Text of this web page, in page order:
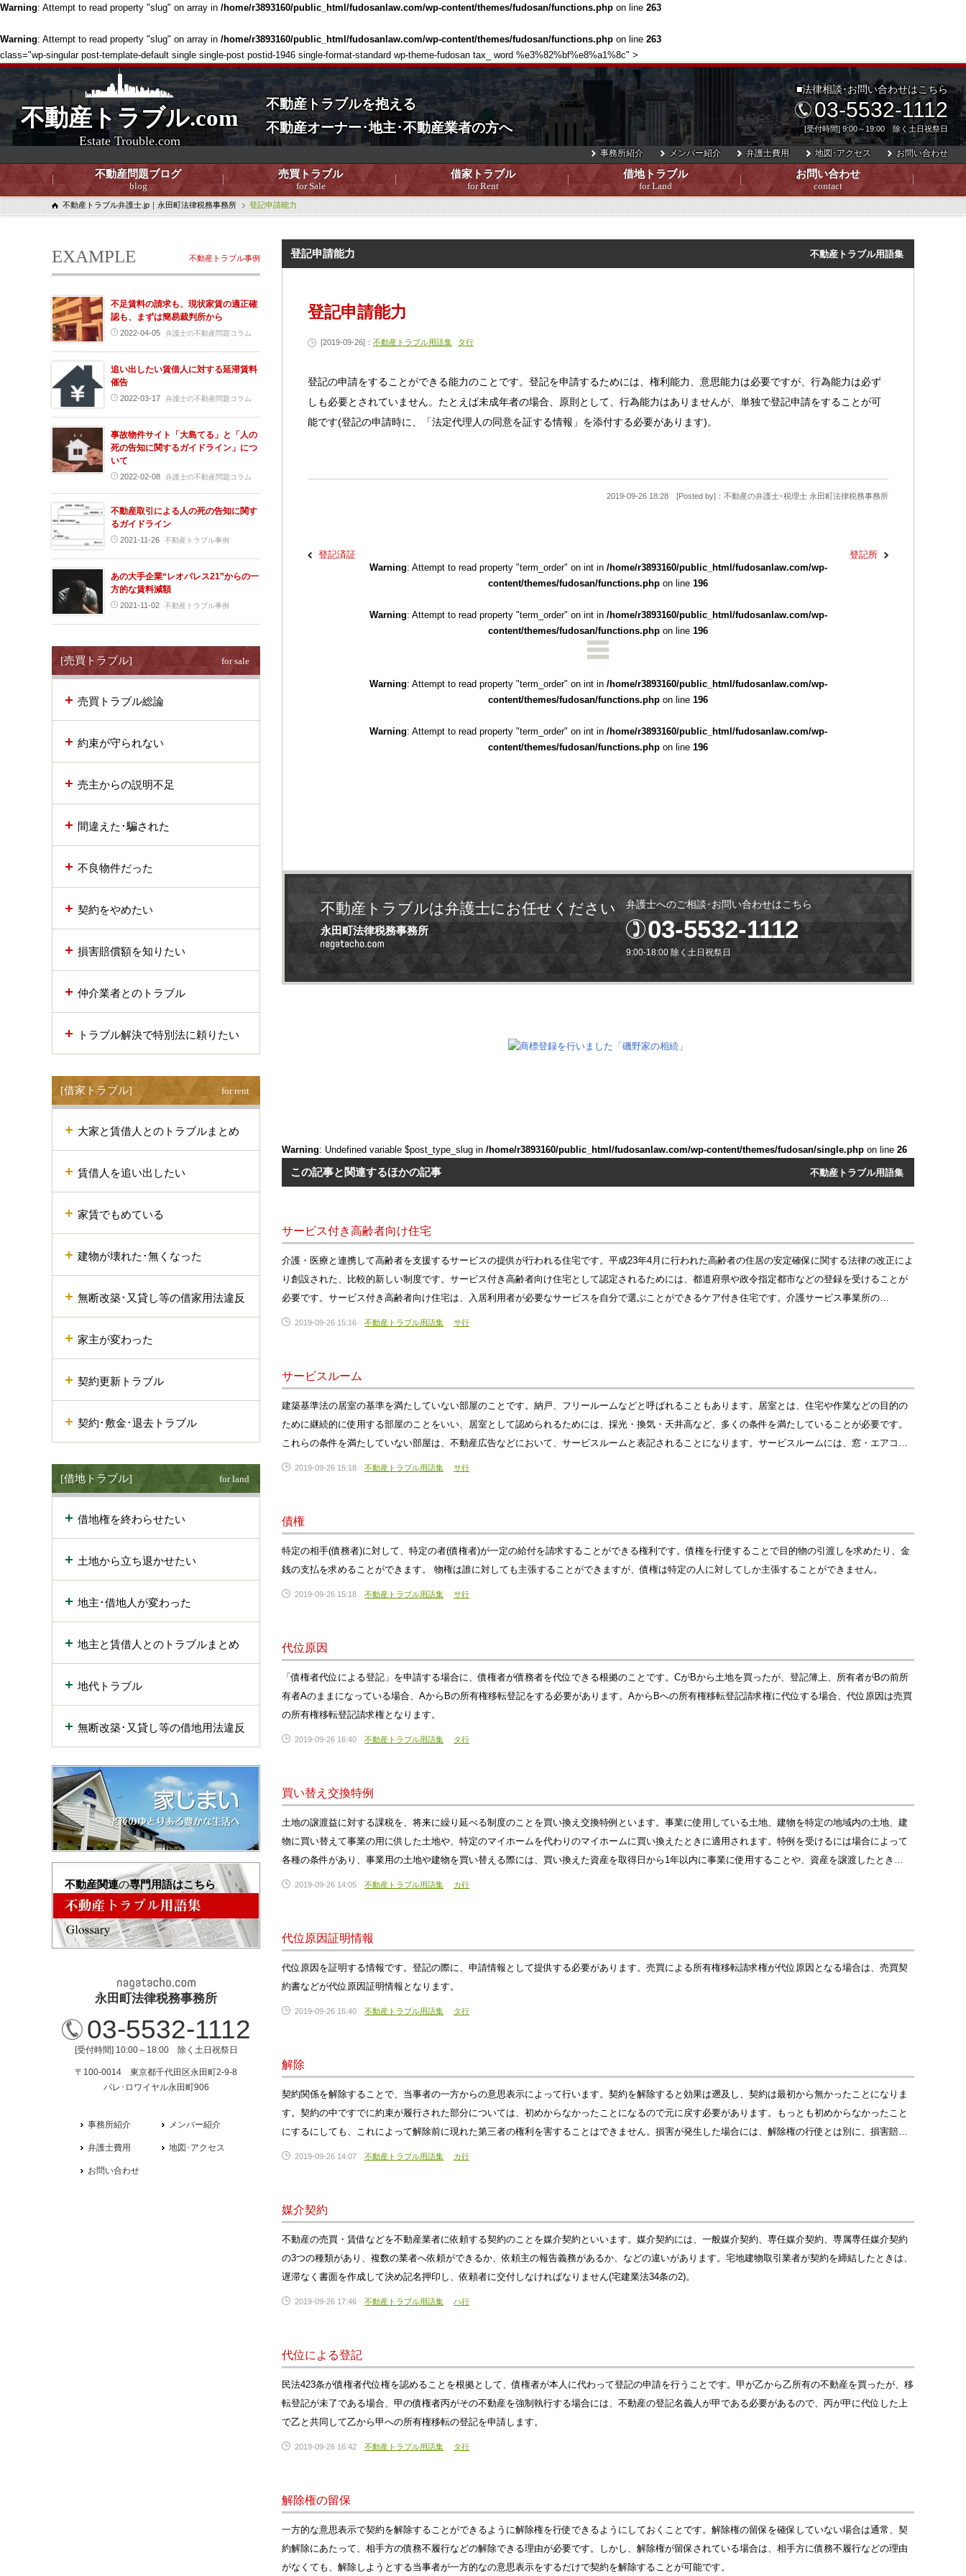
Warning: Attempt to read property "slug" on array in /home/r3893160/public_html/fudosanlaw.com/wp-content/themes/fudosan/functions.php on line 263
Warning: Attempt to read property "slug" on array in /home/r3893160/public_html/fudosanlaw.com/wp-content/themes/fudosan/functions.php on line 263
class="wp-singular post-template-default single single-post postid-1946 single-format-standard wp-theme-fudosan tax_ word %e3%82%bf%e8%a1%8c" >
不動産トラブル.com
Estate Trouble.com
不動産トラブルを抱える
不動産オーナー･地主･不動産業者の方へ
不動産問題ブログ
blog
売買トラブル
for Sale
借家トラブル
for Rent
借地トラブル
for Land
お問い合わせ
contact
事務所紹介 メンバー紹介 弁護士費用 地図･アクセス お問い合わせ
■法律相談･お問い合わせはこちら
03-5532-1112
[受付時間] 9:00～19:00 除く土日祝祭日
不動産トラブル弁護士.jp｜永田町法律税務事務所 登記申請能力
登記申請能力 不動産トラブル用語集
登記申請能力
[2019-09-26]： 不動産トラブル用語集 タ行
登記の申請をすることができる能力のことです。登記を申請するためには、権利能力、意思能力は必要ですが、行為能力は必ず
しも必要とされていません。たとえば未成年者の場合、原則として、行為能力はありませんが、単独で登記申請をすることが可
能です(登記の申請時に、「法定代理人の同意を証する情報」を添付する必要があります)。
2019-09-26 18:28 [Posted by]：不動産の弁護士･税理士 永田町法律税務事務所
Warning: Attempt to read property "term_order" on int in /home/r3893160/public_html/fudosanlaw.com/wp-
content/themes/fudosan/functions.php on line 196
Warning: Attempt to read property "term_order" on int in /home/r3893160/public_html/fudosanlaw.com/wp-
content/themes/fudosan/functions.php on line 196
登記済証
Warning: Attempt to read property "term_order" on int in /home/r3893160/public_html/fudosanlaw.com/wp-
content/themes/fudosan/functions.php on line 196
Warning: Attempt to read property "term_order" on int in /home/r3893160/public_html/fudosanlaw.com/wp-
content/themes/fudosan/functions.php on line 196
登記所
不動産トラブルは弁護士にお任せください
永田町法律税務事務所
弁護士へのご相談･お問い合わせはこちら
03-5532-1112
9:00-18:00 除く土日祝祭日
Warning: Undefined variable $post_type_slug in /home/r3893160/public_html/fudosanlaw.com/wp-content/themes/fudosan/single.php on line 26
この記事と関連するほかの記事 不動産トラブル用語集
サービス付き高齢者向け住宅
介護・医療と連携して高齢者を支援するサービスの提供が行われる住宅です。平成23年4月に行われた高齢者の住居の安定確保に関する法律の改正によ
り創設された、比較的新しい制度です。サービス付き高齢者向け住宅として認定されるためには、都道府県や政令指定都市などの登録を受けることが
必要です。サービス付き高齢者向け住宅は、入居利用者が必要なサービスを自分で選ぶことができるケア付き住宅です。介護サービス事業所の…
2019-09-26 15:16 不動産トラブル用語集 サ行
サービスルーム
建築基準法の居室の基準を満たしていない部屋のことです。納戸、フリールームなどと呼ばれることもあります。居室とは、住宅や作業などの目的の
ために継続的に使用する部屋のことをいい、居室として認められるためには、採光・換気・天井高など、多くの条件を満たしていることが必要です。
これらの条件を満たしていない部屋は、不動産広告などにおいて、サービスルームと表記されることになります。サービスルームには、窓・エアコ…
2019-09-26 15:18 不動産トラブル用語集 サ行
債権
特定の相手(債務者)に対して、特定の者(債権者)が一定の給付を請求することができる権利です。債権を行使することで目的物の引渡しを求めたり、金
銭の支払を求めることができます。 物権は誰に対しても主張することができますが、債権は特定の人に対してしか主張することができません。
2019-09-26 15:18 不動産トラブル用語集 サ行
代位原因
「債権者代位による登記」を申請する場合に、債権者が債務者を代位できる根拠のことです。CがBから土地を買ったが、登記簿上、所有者がBの前所
有者Aのままになっている場合、AからBの所有権移転登記をする必要があります。AからBへの所有権移転登記請求権に代位する場合、代位原因は売買
の所有権移転登記請求権となります。
2019-09-26 16:40 不動産トラブル用語集 タ行
買い替え交換特例
土地の譲渡益に対する課税を、将来に繰り延べる制度のことを買い換え交換特例といます。事業に使用している土地、建物を特定の地域内の土地、建
物に買い替えて事業の用に供した土地や、特定のマイホームを代わりのマイホームに買い換えたときに適用されます。特例を受けるには場合によって
各種の条件があり、事業用の土地や建物を買い替える際には、買い換えた資産を取得日から1年以内に事業に使用することや、資産を譲渡したとき…
2019-09-26 14:05 不動産トラブル用語集 カ行
代位原因証明情報
代位原因を証明する情報です。登記の際に、申請情報として提供する必要があります。売買による所有権移転請求権が代位原因となる場合は、売買契
約書などが代位原因証明情報となります。
2019-09-26 16:40 不動産トラブル用語集 タ行
解除
契約関係を解除することで、当事者の一方からの意思表示によって行います。契約を解除すると効果は遡及し、契約は最初から無かったことになりま
す。契約の中ですでに約束が履行された部分については、初めからなかったことになるので元に戻す必要があります。もっとも初めからなかったこと
にするにしても、これによって解除前に現れた第三者の権利を害することはできません。損害が発生した場合には、解除権の行使とは別に、損害賠…
2019-09-26 14:07 不動産トラブル用語集 カ行
媒介契約
不動産の売買・賃借などを不動産業者に依頼する契約のことを媒介契約といいます。媒介契約には、一般媒介契約、専任媒介契約、専属専任媒介契約
の3つの種類があり、複数の業者へ依頼ができるか、依頼主の報告義務があるか、などの違いがあります。宅地建物取引業者が契約を締結したときは、
遅滞なく書面を作成して決め記名押印し、依頼者に交付しなければなりません(宅建業法34条の2)。
2019-09-26 17:46 不動産トラブル用語集 ハ行
代位による登記
民法423条が債権者代位権を認めることを根拠として、債権者が本人に代わって登記の申請を行うことです。甲が乙から乙所有の不動産を買ったが、移
転登記が未了である場合、甲の債権者丙がその不動産を強制執行する場合には、不動産の登記名義人が甲である必要があるので、丙が甲に代位した上
で乙と共同して乙から甲への所有権移転の登記を申請します。
2019-09-26 16:42 不動産トラブル用語集 タ行
解除権の留保
一方的な意思表示で契約を解除することができるように解除権を行使できるようにしておくことです。解除権の留保を確保していない場合は通常、契
約解除にあたって、相手方の債務不履行などの解除できる理由が必要です。しかし、解除権が留保されている場合は、相手方に債務不履行などの理由
がなくても、解除しようとする当事者が一方的なの意思表示をするだけで契約を解除することが可能です。
不動産トラブル事例
EXAMPLE
不足賃料の請求も、現状家賃の適正確
認も、まずは簡易裁判所から
2022-04-05 弁護士の不動産問題コラム
追い出したい賃借人に対する延滞賃料
催告
2022-03-17 弁護士の不動産問題コラム
事故物件サイト「大島てる」と「人の
死の告知に関するガイドライン」につ
いて
2022-02-08 弁護士の不動産問題コラム
不動産取引による人の死の告知に関す
るガイドライン
2021-11-26 不動産トラブル事例
あの大手企業“レオパレス21”からの一
方的な賃料減額
2021-11-02 不動産トラブル事例
[売買トラブル] for sale
売買トラブル総論
約束が守られない
売主からの説明不足
間違えた･騙された
不良物件だった
契約をやめたい
損害賠償額を知りたい
仲介業者とのトラブル
トラブル解決で特別法に頼りたい
[借家トラブル] for rent
大家と賃借人とのトラブルまとめ
賃借人を追い出したい
家賃でもめている
建物が壊れた･無くなった
無断改築･又貸し等の借家用法違反
家主が変わった
契約更新トラブル
契約･敷金･退去トラブル
[借地トラブル] for land
借地権を終わらせたい
土地から立ち退かせたい
地主･借地人が変わった
地主と賃借人とのトラブルまとめ
地代トラブル
無断改築･又貸し等の借地用法違反
不動産関連の専門用語はこちら
永田町法律税務事務所
03-5532-1112
[受付時間] 10:00～18:00 除く土日祝祭日
〒100-0014 東京都千代田区永田町2-9-8
パレ･ロワイヤル永田町906
事務所紹介 メンバー紹介
弁護士費用 地図･アクセス
お問い合わせ